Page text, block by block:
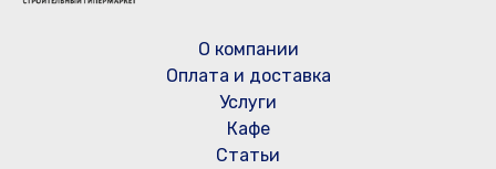
О компании
Оплата и доставка
Услуги
Кафе
Статьи